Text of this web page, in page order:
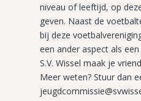
niveau of leeftijd, op
geven. Naast de
bij deze
een ander aspect als
S.V. Wissel maak je
Meer weten? Stuur dan